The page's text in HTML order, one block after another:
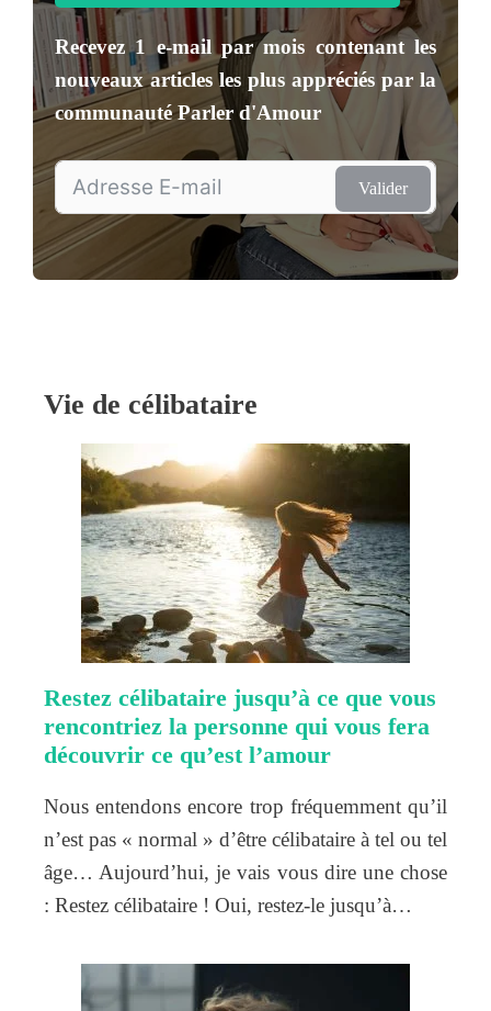
Recevez1 e-mail par mois contenant les
nouveaux articles les plus appréciés par la
communautéParler d'Amour
Valider
Vie de célibataire
Restez célibataire jusqu’à ce que vous
rencontriez la personne qui vous fera
découvrir ce qu’est l’amour
Nous entendons encore trop fréquemment qu’il
n’est pas « normal » d’être célibataire à tel ou tel
âge… Aujourd’hui, je vais vous dire une chose
: Restez célibataire ! Oui, restez-le jusqu’à…